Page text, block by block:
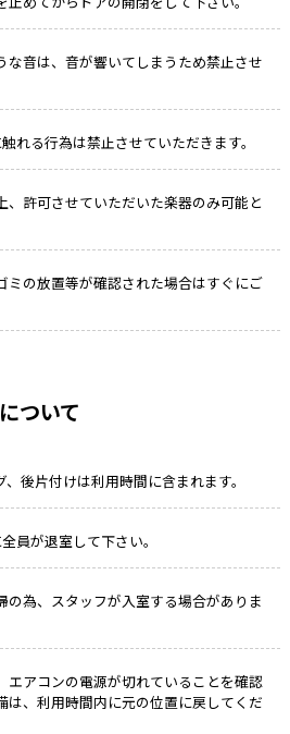
な音は、音が響いてしまうため禁止させ
れる行為は禁止させていただきます。
、許可させていただいた楽器のみ可能と
ミの放置等が確認された場合はすぐにご
ついて
後片付けは利用時間に含まれます。
員が退室して下さい。
の為、スタッフが入室する場合がありま
エアコンの電源が切れていることを確認
は、利用時間内に元の位置に戻してくだ